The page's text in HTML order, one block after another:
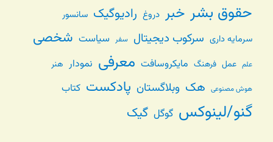
حقوق بشر خبر دروغ رادیوگیک سانسور
سرمایه داری سرکوب دیجیتال سفر سیاست شخصی
علم عمل فرهنگ مایکروسافت معرفی نمودار هنر
هوش مصنوعی هک وبلاگستان پادکست کتاب
گنو/لینوکس گوگل گیک